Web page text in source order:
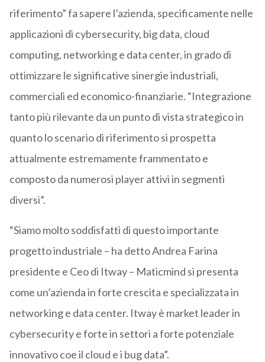
riferimento” fa sapere l’azienda, specificamente nelle
applicazioni di cybersecurity, big data, cloud
computing, networking e data center, in grado di
ottimizzare le significative sinergie industriali,
commerciali ed economico-finanziarie. “Integrazione
tanto più rilevante da un punto di vista strategico in
quanto lo scenario di riferimento si prospetta
attualmente estremamente frammentato e
composto da numerosi player attivi in segmenti
diversi”.
“Siamo molto soddisfatti di questo importante
progetto industriale – ha detto Andrea Farina
presidente e Ceo di Itway – Maticmind si presenta
come un’azienda in forte crescita e specializzata in
networking e data center. Itway è market leader in
cybersecurity e forte in settori a forte potenziale
innovativo coe il cloud e i bug data”.